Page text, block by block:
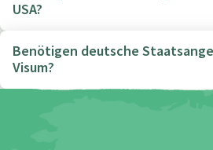
USA?
Benötigen deutsche
Visum?